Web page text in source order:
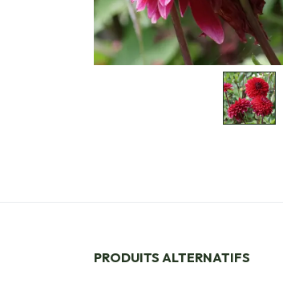
PRODUITS ALTERNATIFS